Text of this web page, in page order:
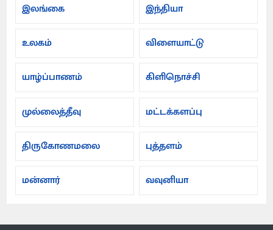
இலங்கை
இந்தியா
உலகம் விளையாட்டு
யாழ்ப்பாணம் கிளிநொச்சி
முல்லைத்தீவு மட்டக்களப்பு
திருகோணமலை புத்தளம்
மன்னார் வவுனியா